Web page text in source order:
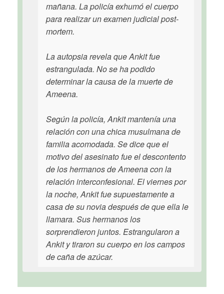
mañana. La policía exhumó el cuerpo
para realizar un examen judicial post-
mortem.
La autopsia revela que Ankit fue
estrangulada. No se ha podido
determinar la causa de la muerte de
Ameena.
Según la policía, Ankit mantenía una
relación con una chica musulmana de
familia acomodada. Se dice que el
motivo del asesinato fue el descontento
de los hermanos de Ameena con la
relación interconfesional. El viernes por
la noche, Ankit fue supuestamente a
casa de su novia después de que ella le
llamara. Sus hermanos los
sorprendieron juntos. Estrangularon a
Ankit y tiraron su cuerpo en los campos
de caña de azúcar.